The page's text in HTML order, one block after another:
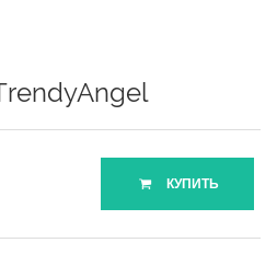
КУПИТЬ